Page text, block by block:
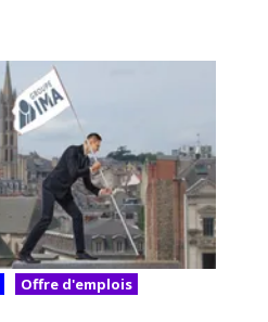
Offre d'emplois